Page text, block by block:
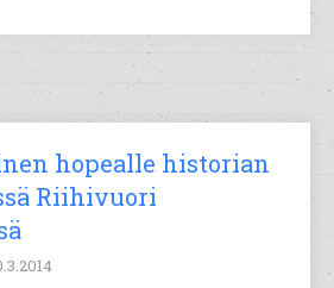
hopealle historian
Riihivuori